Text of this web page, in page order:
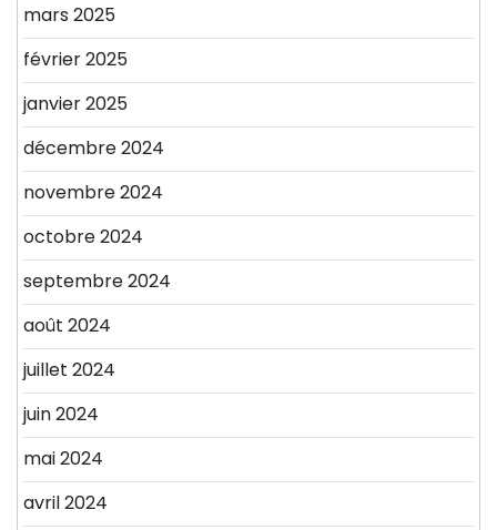
mars 2025
février 2025
janvier 2025
décembre 2024
novembre 2024
octobre 2024
septembre 2024
août 2024
juillet 2024
juin 2024
mai 2024
avril 2024